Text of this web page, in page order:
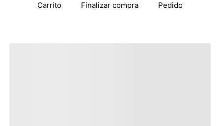
Carrito Finalizar compra Pedido